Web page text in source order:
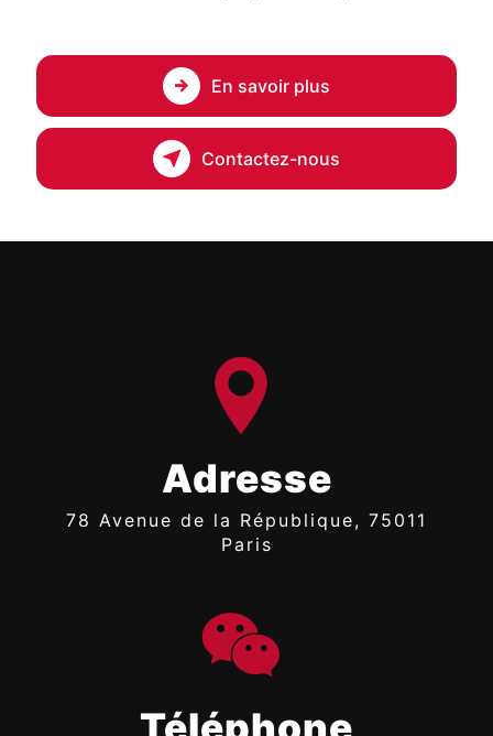
En savoir plus
Contactez-nous
Adresse
78 Avenue de la République, 75011
Paris